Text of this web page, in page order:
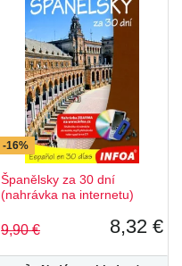
-16%
Španělsky za 30 dní
(nahrávka na internetu)
9,90 € 8,32 €